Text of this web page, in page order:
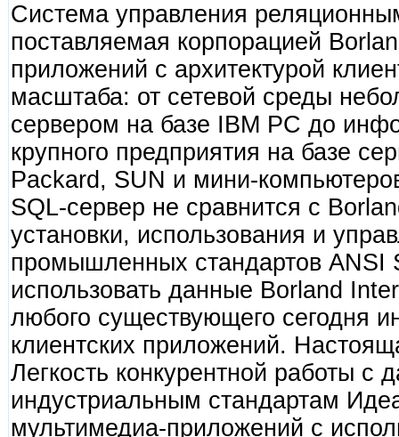
Cистема управления
поставляемая корпорацией
приложений с архитектурой
масштаба: от сетевой среды
сервером на базе IBM PC до
крупного предприятия на базе
Packard, SUN и мини-
SQL-сервер не сравнится с
установки, использования и
промышленных стандартов ANSI
использовать данные Borland
любого существующего сегодня
клиентских приложений.
Легкость конкурентной работы с
индустриальным стандартам
мультимедиа-приложений с